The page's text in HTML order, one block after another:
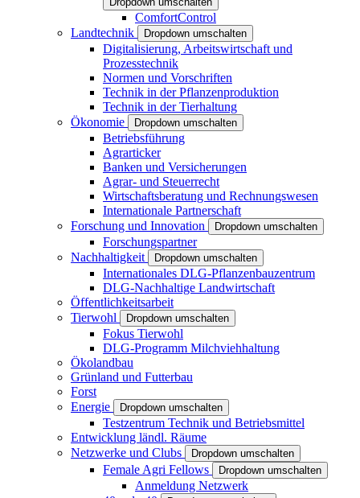
ComfortControl
Landtechnik
Dropdown umschalten
Digitalisierung, Arbeitswirtschaft und
Prozesstechnik
Normen und Vorschriften
Technik in der Pflanzenproduktion
Technik in der Tierhaltung
Ökonomie
Dropdown umschalten
Betriebsführung
Agrarticker
Banken und Versicherungen
Agrar- und Steuerrecht
Wirtschaftsberatung und Rechnungswesen
Internationale Partnerschaft
Forschung und Innovation
Dropdown umschalten
Forschungspartner
Nachhaltigkeit
Dropdown umschalten
Internationales DLG-Pflanzenbauzentrum
DLG-Nachhaltige Landwirtschaft
Öffentlichkeitsarbeit
Tierwohl
Dropdown umschalten
Fokus Tierwohl
DLG-Programm Milchviehhaltung
Ökolandbau
Grünland und Futterbau
Forst
Energie
Dropdown umschalten
Testzentrum Technik und Betriebsmittel
Entwicklung ländl. Räume
Netzwerke und Clubs
Dropdown umschalten
Female Agri Fellows Dropdown umschalten
Anmeldung Netzwerk